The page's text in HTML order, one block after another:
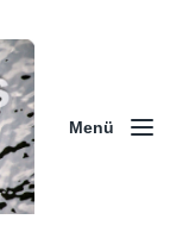
Menü